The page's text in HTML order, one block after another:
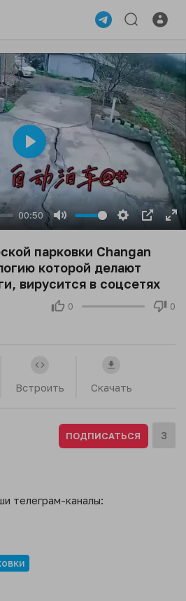
00:50
Mute Settings
PIP
Play
парковки Changan
которой делают
вирусится в соцсетях
0 0
Встроить Скачать
ПОДПИСАТЬСЯ 3
телеграм-каналы: